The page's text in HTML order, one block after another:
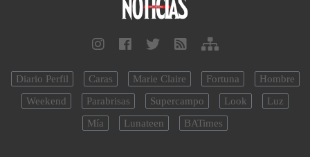
Diario Perfil Caras Marie Claire Fortuna
Hombre
Weekend
Parabrisas Supercampo Look
Luz
Mía
Lunateen BATimes